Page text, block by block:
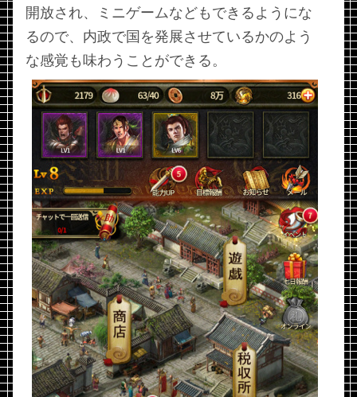
開放され、ミニゲームなどもできるようにな
るので、内政で国を発展させているかのよう
な感覚も味わうことができる。